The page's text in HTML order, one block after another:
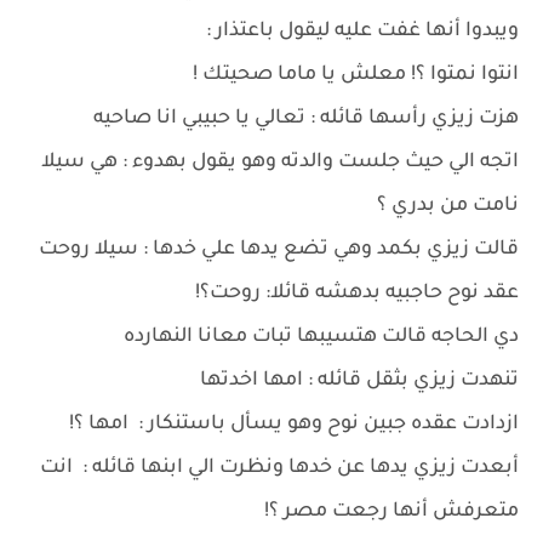
ويبدوا أنها غفت عليه ليقول باعتذار :
انتوا نمتوا ؟! معلش يا ماما صحيتك !
هزت زيزي رأسها قائله : تعالي يا حبيبي انا صاحيه
اتجه الي حيث جلست والدته وهو يقول بهدوء : هي سيلا
نامت من بدري ؟
قالت زيزي بكمد وهي تضع يدها علي خدها : سيلا روحت
عقد نوح حاجبيه بدهشه قائلا: روحت؟!
دي الحاجه قالت هتسيبها تبات معانا النهارده
تنهدت زيزي بثقل قائله : امها اخدتها
ازدادت عقده جبين نوح وهو يسأل باستنكار : امها ؟!
أبعدت زيزي يدها عن خدها ونظرت الي ابنها قائله : انت
متعرفش أنها رجعت مصر ؟!